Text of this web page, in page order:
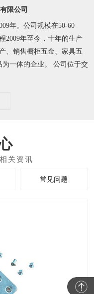
限公司
年。公司规模在50-60
2009年至今，十年的生产
、销售橱柜五金、家具五
一体的企业。 公司位于交
常见问题